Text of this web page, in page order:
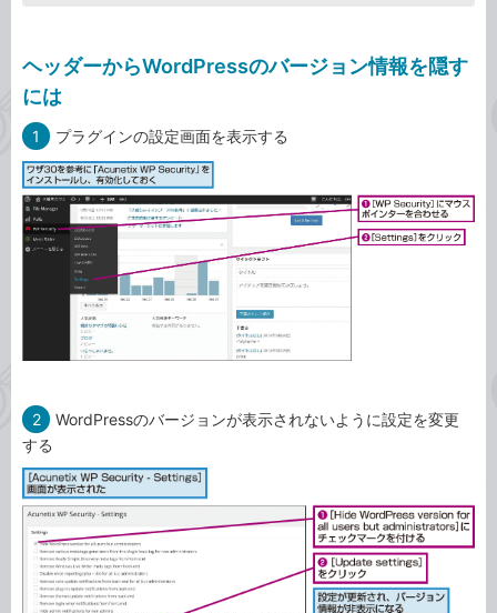
ヘッダーからWordPressのバージョン情報を隠す
には
1 プラグインの設定画面を表示する
2
WordPressのバージョンが表示されないように設定を変更
する